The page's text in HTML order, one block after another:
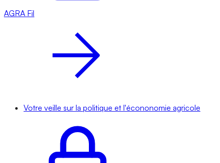
AGRA Fil
Votre veille sur la politique et l'écononomie agricole